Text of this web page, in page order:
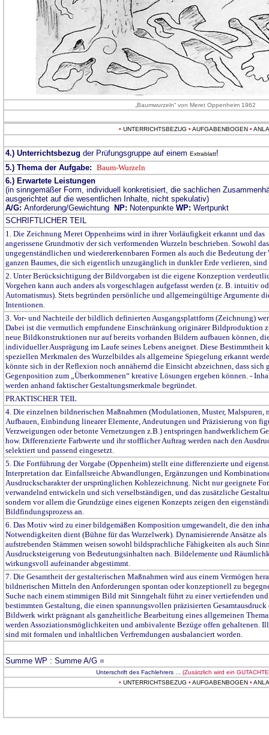
„Baumwurzeln“ von Meret Oppenheim 1962
• UNTERRICHTSBEZUG • AUFGABENBOGEN •
4.) Unterrichtsbezug der Prüfungsgruppe auf einem Extrablatt!
5.) Thema der Aufgabe: Baum-Wurzeln
6.) Erwartete Leistungen
(in sinngemäßer Form, individuell konkretisiert, die sachlichen
ausgerichtet auf die wesentlichen Inhalte, nicht spekulativ)
A/G: Anforderung/Gewichtung NP: Notenpunkte WP: Wertpunkt
SCHRIFTLICHER TEIL
1. Die Zeichnung Meret Oppenheims wird in ihrer Vorläufigkeit erkannt und das
angerissene Grundmotiv der sich verformenden Wurzeln beschrieben. Sowohl
ungegenständlichen und wiedererkennbaren Formen als auch die Bedeutung der
ganzen Baumes, die sich eigentlich unzugänglich in dunkler Erde verlieren, sind
2. Unter Berücksichtigung der Bildvorgaben ist die eigene Konzeption
Vorgehen kann auch anders als vorgeschlagen aufgefasst werden (z. B. intuitiv
Automatismus). Stets begründen persönliche und allgemeingültige Argumente
Intentionen.
3. Vor- und Nachteile der bildlich definierten Ausgangsplattform (Zeichnung)
Dabei ist die vermutlich empfundene Einschränkung originärer Bildproduktion
neue Bildkonstruktionen nur auf bereits vorhanden Bildern aufbauen können,
individueller Ausprägung im Laufe seines Lebens aneignet. Diese Bestimmtheit
speziellen Merkmalen des Wurzelbildes als allgemeine Spiegelung erkannt
könnte sich in der Reflexion noch annähernd die Einsicht abzeichnen, dass sich
Gegenposition zum „Überkommenen“ kreative Lösungen ergeben können. -
werden anhand faktischer Gestaltungsmerkmale begründet.
PRAKTISCHER TEIL
4. Die einzelnen bildnerischen Maßnahmen (Modulationen, Muster, Malspuren,
Aufbauen, Einbindung linearer Elemente, Andeutungen und Präzisierung von
Verzweigungen oder betonte Vernetzungen z.B.) entspringen handwerklichem
how. Differenzierte Farbwerte und ihr stofflicher Auftrag werden nach den
selektiert und passend eingesetzt.
5. Die Fortführung der Vorgabe (Oppenheim) stellt eine differenzierte und
Interpretation dar. Einfallsreiche Abwandlungen, Ergänzungen und
Ausdruckscharakter der ursprünglichen Kohlezeichnung. Nicht nur geeignete
verwandelnd entwickeln und sich verselbständigen, und das zusätzliche
sondern vor allem die Grundzüge eines eigenen Konzepts zeigen den
Bildfindungsprozess an.
6. Das Motiv wird zu einer bildgemäßen Komposition umgewandelt, die den
Notwendigkeiten dient (Bühne für das Wurzelwerk). Dynamisierende Ansätze als
aufstrebenden Stämmen weisen sowohl bildsprachliche Fähigkeiten als auch
Ausdrucksteigerung von Bedeutungsinhalten nach. Bildelemente und
wirkungsvoll aufeinander abgestimmt.
7. Die Gesamtheit der gestalterischen Maßnahmen wird aus einem Vermögen
bildnerischen Mitteln den Anforderungen spontan oder konzeptionell zu
Suche nach einem stimmigen Bild mit Sinngehalt führt zu einer vertiefenden
bestimmten Gestaltung, die einen spannungsvollen präzisierten Gesamtausdruck
Bildwerk wirkt prägnant als ganzheitliche Bearbeitung eines allgemeinen
werden Assoziationsmöglichkeiten und ambivalente Bezüge offen gehaltenen.
sind mit formalen und inhaltlichen Verfremdungen ausbalanciert worden.
Summe WP : Summe A/G =
Unterschrift des Fachlehrers ... (Zusätzlich wird ein
• UNTERRICHTSBEZUG • AUFGABENBOGEN •